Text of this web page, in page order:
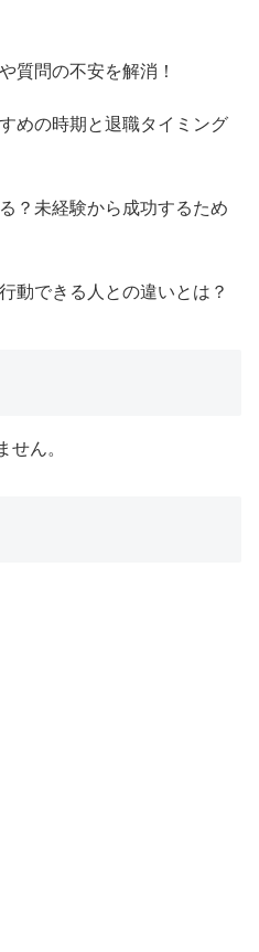
質問の不安を解消！
めの時期と退職タイミング
？未経験から成功するため
動できる人との違いとは？
せん。